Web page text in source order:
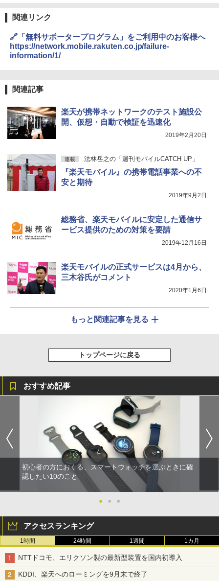
関連リンク
🔗「無料サポータープログラム」をご利用中のお客様へ
https://network.mobile.rakuten.co.jp/failure-
information/1/
関連記事
楽天が携帯ネットワークのテスト施設公
開、仮想・自動で検証を迅速化
2019年2月20日
連載 法林岳之の「週刊モバイルCATCH UP」
『楽天モバイル』の携帯電話事業への不
安と期待
2019年9月2日
総務省、楽天モバイルに安定した通信サ
ービス提供のための対策を要請
2019年12月16日
楽天モバイルの正式サービスは4月から、
三木谷氏がコメント
2020年1月6日
もっと関連記事を見る
トップページに戻る
おすすめ記事
初心者の方におくる、スマートウォッチを選ぶときに確
認したい10のこと
● ● ●
アクセスランキング
1時間 24時間 1週間 1カ月
NTTドコモ、エリクソン製の最新型装置を国内初導入
KDDI、楽天へのローミングを9月末で終了